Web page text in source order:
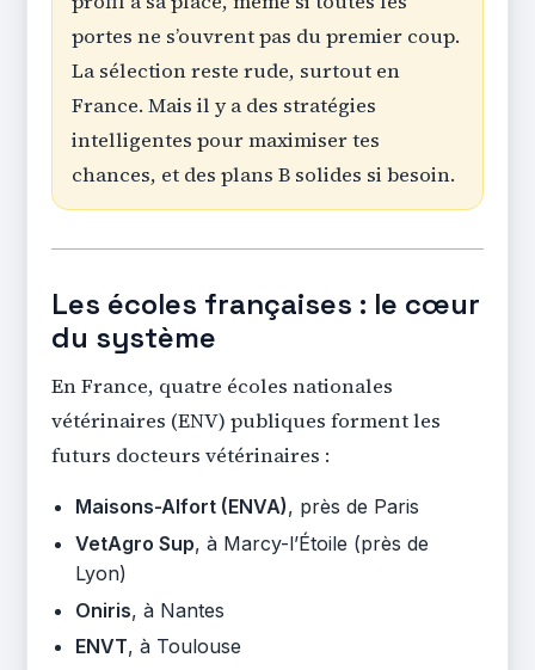
portes ne s’ouvrent pas du premier coup.
La sélection reste rude, surtout en
France. Mais il y a des stratégies
intelligentes pour maximiser tes
chances, et des plans B solides si besoin.
Les écoles françaises : le cœur
du système
En France, quatre écoles nationales
vétérinaires (ENV) publiques forment les
futurs docteurs vétérinaires :
Maisons-Alfort (ENVA), près de Paris
VetAgro Sup, à Marcy-l’Étoile (près de
Lyon)
Oniris, à Nantes
ENVT, à Toulouse